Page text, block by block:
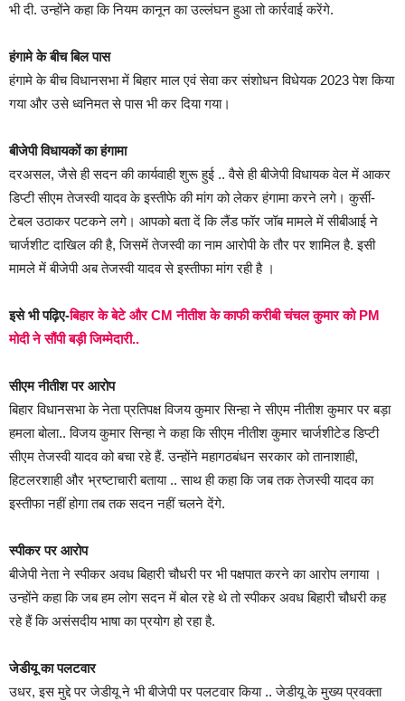
भी दी. उन्होंने कहा कि नियम कानून का उल्लंघन हुआ तो कार्रवाई करेंगे.
हंगामे के बीच बिल पास
हंगामे के बीच विधानसभा में बिहार माल एवं सेवा कर संशोधन विधेयक 2023 पेश किया
गया और उसे ध्वनिमत से पास भी कर दिया गया।
बीजेपी विधायकों का हंगामा
दरअसल, जैसे ही सदन की कार्यवाही शुरू हुई .. वैसे ही बीजेपी विधायक वेल में आकर
डिप्टी सीएम तेजस्वी यादव के इस्तीफे की मांग को लेकर हंगामा करने लगे। कुर्सी-
टेबल उठाकर पटकने लगे। आपको बता दें कि लैंड फॉर जॉब मामले में सीबीआई ने
चार्जशीट दाखिल की है, जिसमें तेजस्वी का नाम आरोपी के तौर पर शामिल है. इसी
मामले में बीजेपी अब तेजस्वी यादव से इस्तीफा मांग रही है ।
इसे भी पढ़िए-बिहार के बेटे और CM नीतीश के काफी करीबी चंचल कुमार को PM
मोदी ने सौंपी बड़ी जिम्मेदारी..
सीएम नीतीश पर आरोप
बिहार विधानसभा के नेता प्रतिपक्ष विजय कुमार सिन्हा ने सीएम नीतीश कुमार पर बड़ा
हमला बोला.. विजय कुमार सिन्हा ने कहा कि सीएम नीतीश कुमार चार्जशीटेड डिप्टी
सीएम तेजस्वी यादव को बचा रहे हैं. उन्होंने महागठबंधन सरकार को तानाशाही,
हिटलरशाही और भ्रष्टाचारी बताया .. साथ ही कहा कि जब तक तेजस्वी यादव का
इस्तीफा नहीं होगा तब तक सदन नहीं चलने देंगे.
स्पीकर पर आरोप
बीजेपी नेता ने स्पीकर अवध बिहारी चौधरी पर भी पक्षपात करने का आरोप लगाया ।
उन्होंने कहा कि जब हम लोग सदन में बोल रहे थे तो स्पीकर अवध बिहारी चौधरी कह
रहे हैं कि असंसदीय भाषा का प्रयोग हो रहा है.
जेडीयू का पलटवार
उधर, इस मुद्दे पर जेडीयू ने भी बीजेपी पर पलटवार किया .. जेडीयू के मुख्य प्रवक्ता